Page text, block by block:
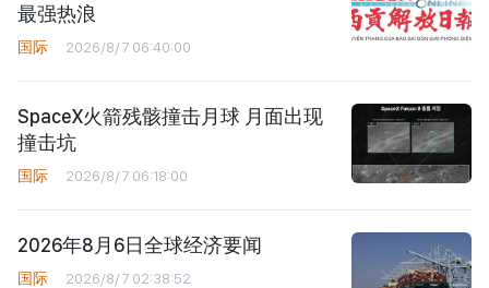
最强热浪
国际 2026/8/7 06:40:00
SpaceX火箭残骸撞击月球 月面出现
撞击坑
国际 2026/8/7 06:18:00
2026年8月6日全球经济要闻
国际 2026/8/7 02:38:52